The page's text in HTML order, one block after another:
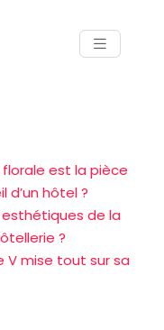
est la pièce
d’un hôtel ?
de la
?
V mise tout sur sa